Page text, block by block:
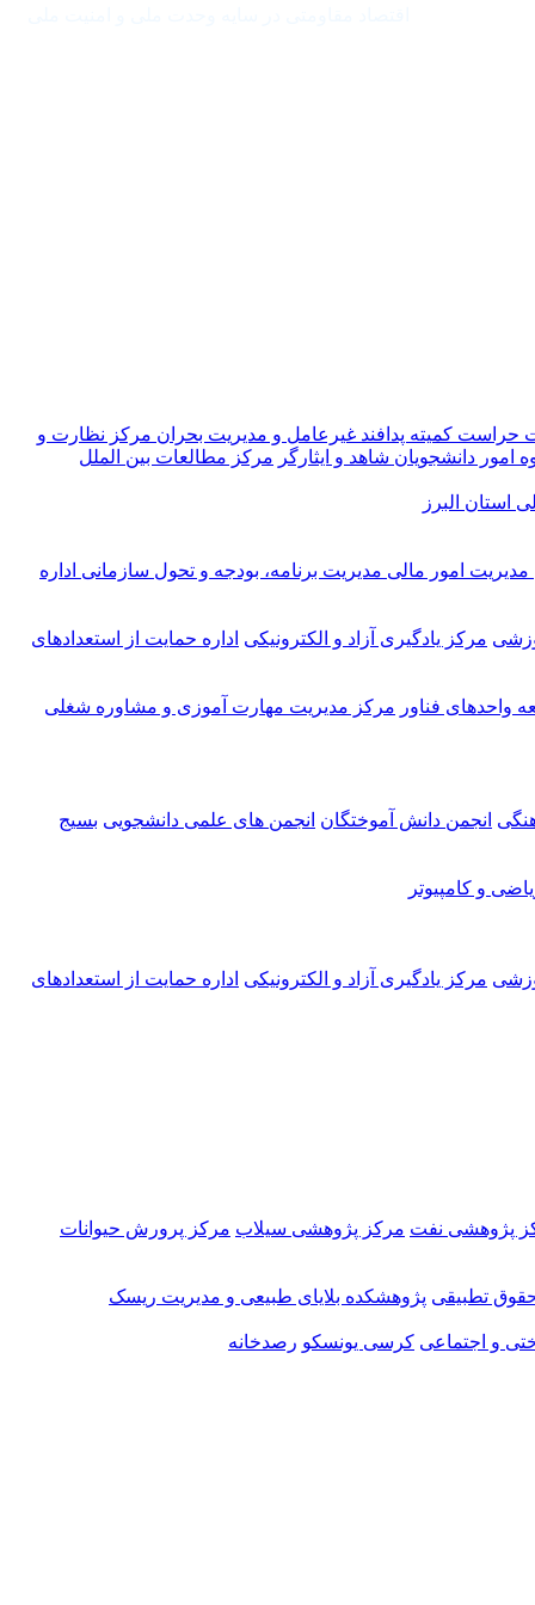
حراست کمیته پدافند غیرعامل و مدیریت بحران مرکز نظارت و
امور دانشجویان شاهد و ایثارگر مرکز مطالعات بین الملل
استان البرز
مدیریت امور مالی مدیریت برنامه، بودجه و تحول سازمانی اداره
مرکز یادگیری آزاد و الکترونیکی اداره حمایت از استعدادهای
واحدهای فناور مرکز مدیریت مهارت آموزی و مشاوره شغلی
انجمن دانش آموختگان انجمن های علمی دانشجویی بسیج
و کامپیوتر
مرکز یادگیری آزاد و الکترونیکی اداره حمایت از استعدادهای
پژوهشی نفت مرکز پژوهشی سیلاب مرکز پرورش حیوانات
تطبیقی پژوهشکده بلایای طبیعی و مدیریت ریسک
و اجتماعی کرسی یونسکو رصدخانه